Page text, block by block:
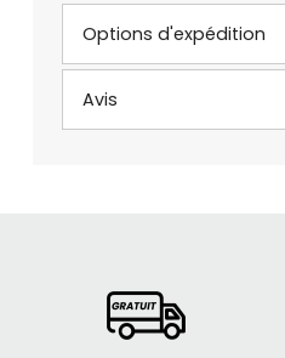
Options d'expédition
Avis